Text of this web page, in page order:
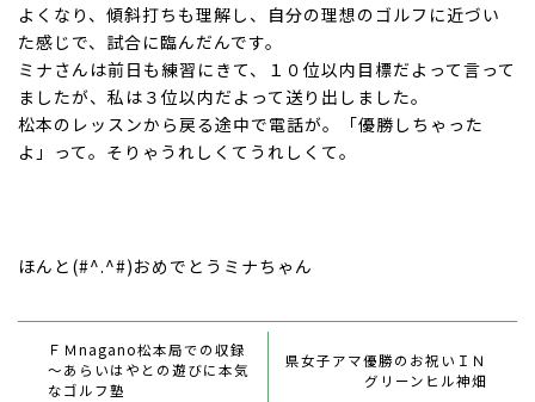
よくなり、傾斜打ちも理解し、自分の理想のゴルフに近づい
た感じで、試合に臨んだんです。
ミナさんは前日も練習にきて、１０位以内目標だよって言って
ましたが、私は３位以内だよって送り出しました。
松本のレッスンから戻る途中で電話が。「優勝しちゃった
よ」って。そりゃうれしくてうれしくて。
ほんと(#^.^#)おめでとう ミナちゃん
ＦＭnagano松本局での収録
～あらいはやとの遊びに本気
なゴルフ塾
県女子アマ優勝のお祝いＩＮ
グリーンヒル神畑